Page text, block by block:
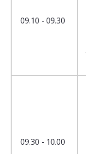
09.10 - 09.30
09.30 - 10.00